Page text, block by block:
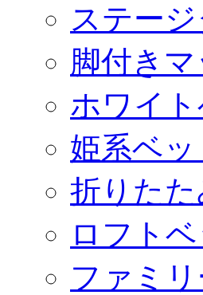
ステー
脚付き
ホワイ
姫系ベッ
折りた
ロフト
ファミ